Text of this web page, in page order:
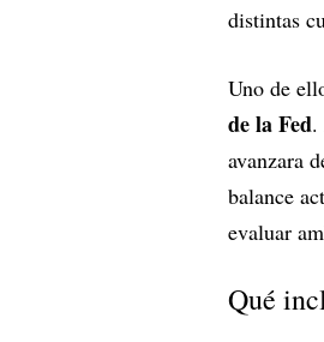
distintas
Uno de
de la Fed.
avanzara
balance
evaluar
Qué